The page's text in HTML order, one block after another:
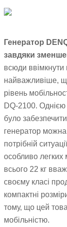
Генератор
завдяки
всюди ввімкнути
найважливіше,
рівень
DQ-2100. Однією
було
генератор можна
потрібній
особливо легких
всього 22 кг
своєму класі
компактні
тому, що цей
мобільністю.